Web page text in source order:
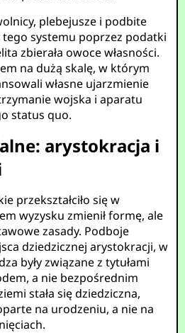
plebejusze i podbite
tego systemu poprzez podatki
zbierała owoce własności.
na dużą skalę, w którym
własne ujarzmienie
wojska i aparatu
status quo.
arystokracja i
przekształciło się w
wyzysku zmienił formę, ale
zasady. Podboje
dziedzicznej arystokracji, w
były związane z tytułami
a nie bezpośrednim
stała się dziedziczna,
na urodzeniu, a nie na